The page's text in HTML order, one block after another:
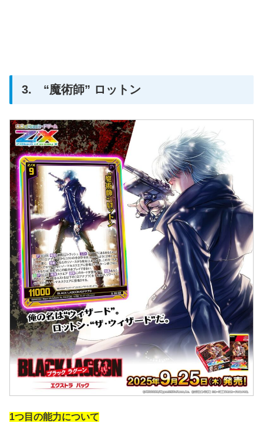
3. “魔術師” ロットン
1つ目の能力について